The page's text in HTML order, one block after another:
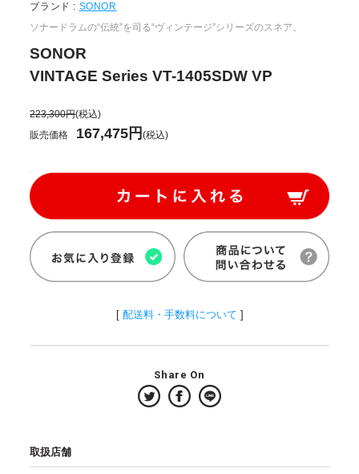
ブランド : SONOR
ソナードラムの“伝統”を司る“ヴィンテージ”シリーズのスネア。
SONOR
VINTAGE Series VT-1405SDW VP
223,300円(税込)
販売価格
167,475円(税込)
[ 配送料・手数料について ]
Share On
取扱店舗